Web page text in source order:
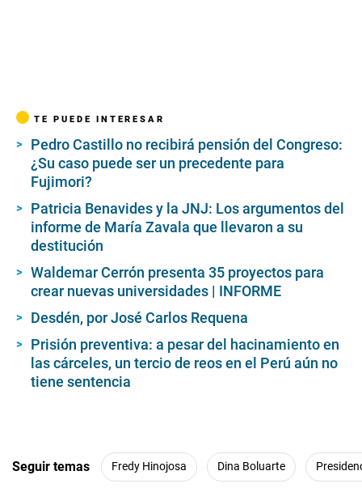
TE PUEDE INTERESAR
Pedro Castillo no recibirá pensión del Congreso:
¿Su caso puede ser un precedente para
Fujimori?
Patricia Benavides y la JNJ: Los argumentos del
informe de María Zavala que llevaron a su
destitución
Waldemar Cerrón presenta 35 proyectos para
crear nuevas universidades | INFORME
Desdén, por José Carlos Requena
Prisión preventiva: a pesar del hacinamiento en
las cárceles, un tercio de reos en el Perú aún no
tiene sentencia
Seguir temas Fredy Hinojosa Dina Boluarte